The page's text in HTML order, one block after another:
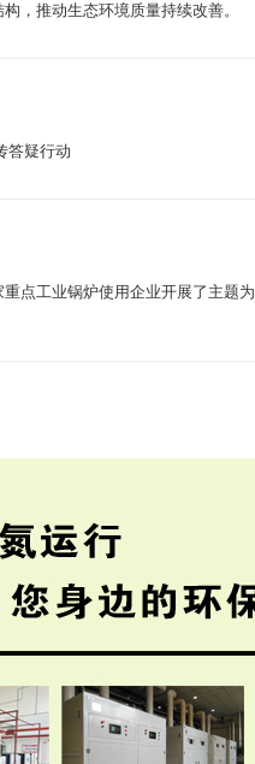
，推动生态环境质量持续改善。
答疑行动
点工业锅炉使用企业开展了主题